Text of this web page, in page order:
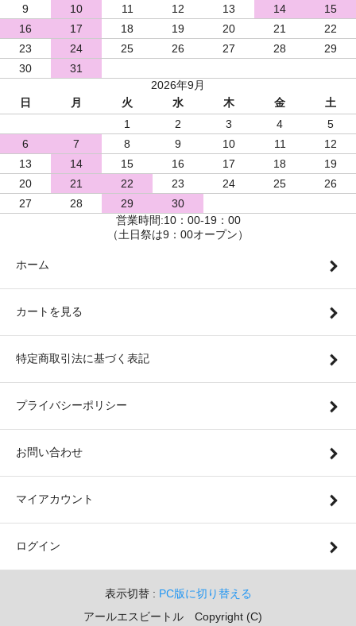
9
10 11 12 13 14
15
16
17 18 19 20 21
22
23
24 25 26 27 28
29
30
31
2026年9月
日
月 火 水 木 金
土
1
2 3 4
5
6
7 8 9 10 11
12
13
14 15 16 17 18
19
20
21 22 23 24 25
26
27
28 29
30
営業時間:10：00-19：00
（土日祭は9：00オープン）
ホーム
カートを見る
特定商取引法に基づく表記
プライバシーポリシー
お問い合わせ
マイアカウント
ログイン
表示切替 : PC版に切り替える
アールエスビートル Copyright (C)